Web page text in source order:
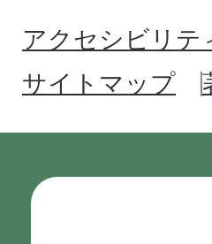
アクセシビリテ
サイトマップ